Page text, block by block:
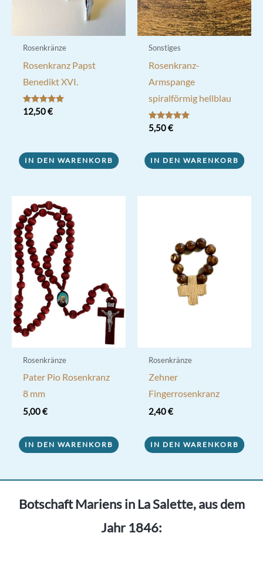
Rosenkränze
Rosenkranz Papst
Benedikt XVI.
Bewertet mit
5.00
12,50€
IN DEN WARENKORB
Sonstiges
Rosenkranz-
Armspange
spiralförmig hellblau
Bewertet mit
5.00
5,50€
IN DEN WARENKORB
Rosenkränze
Pater Pio Rosenkranz
8 mm
5,00€
IN DEN WARENKORB
Rosenkränze
Zehner
Fingerrosenkranz
2,40€
IN DEN WARENKORB
Botschaft Mariens in La Salette, aus dem
Jahr 1846: